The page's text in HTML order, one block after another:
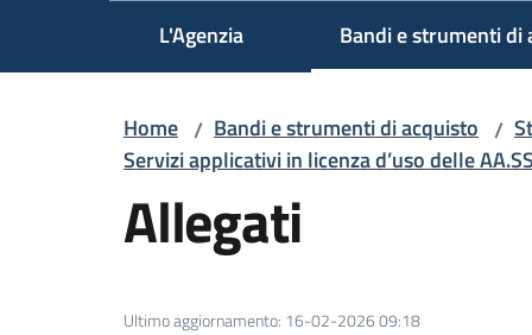
L'Agenzia Bandi e strumenti di
Home / Bandi e strumenti di acquisto /
Servizi applicativi in licenza d’uso delle
Allegati
Ultimo aggiornamento: 16-02-2026 09:18